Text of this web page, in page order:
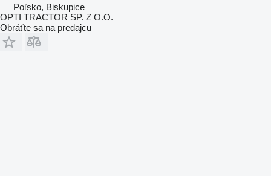
Poľsko, Biskupice
OPTI TRACTOR SP. Z O.O.
Obráťte sa na predajcu